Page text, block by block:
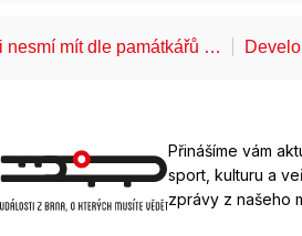
nesmí mít dle památkářů …
Přinášíme vám
sport, kulturu a
zprávy z našeho